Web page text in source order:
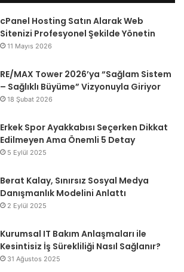
cPanel Hosting Satın Alarak Web
Sitenizi Profesyonel Şekilde Yönetin
11 Mayıs 2026
RE/MAX Tower 2026’ya “Sağlam Sistem
– Sağlıklı Büyüme” Vizyonuyla Giriyor
18 Şubat 2026
Erkek Spor Ayakkabısı Seçerken Dikkat
Edilmeyen Ama Önemli 5 Detay
5 Eylül 2025
Berat Kalay, Sınırsız Sosyal Medya
Danışmanlık Modelini Anlattı
2 Eylül 2025
Kurumsal IT Bakım Anlaşmaları ile
Kesintisiz İş Sürekliliği Nasıl Sağlanır?
31 Ağustos 2025